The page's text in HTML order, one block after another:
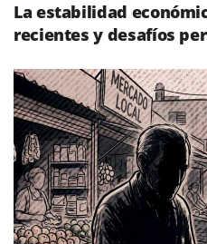
La estabilidad
recientes y desafíos